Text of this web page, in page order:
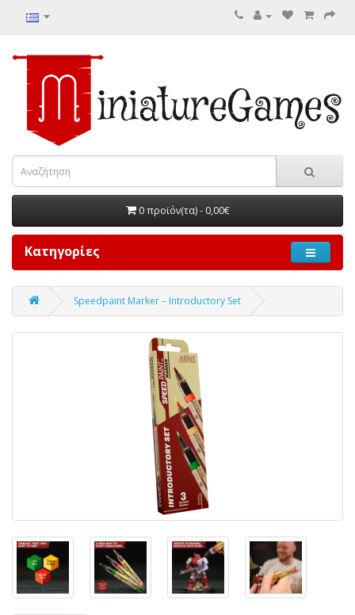
0 προϊόν(τα) - 0,00€
Κατηγορίες
Speedpaint Marker – Introductory Set